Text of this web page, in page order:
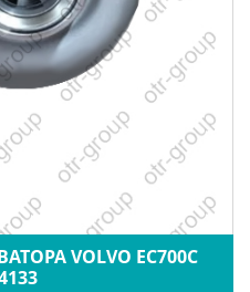
VOLVO EC700C